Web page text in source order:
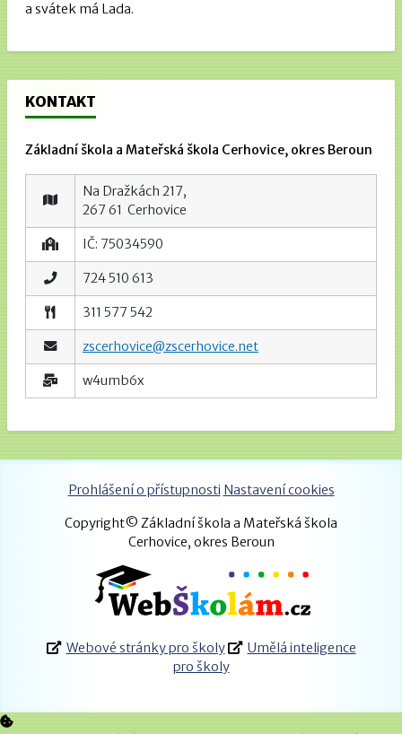
a svátek má Lada.
KONTAKT
Základní škola a Mateřská škola Cerhovice, okres Beroun
Na Dražkách 217,
267 61 Cerhovice
IČ: 75034590
724 510 613
311 577 542
zscerhovice@zscerhovice.net
w4umb6x
Prohlášení o přístupnosti Nastavení cookies
Copyright© Základní škola a Mateřská škola
Cerhovice, okres Beroun
Webové stránky pro školy
Umělá inteligence
pro školy